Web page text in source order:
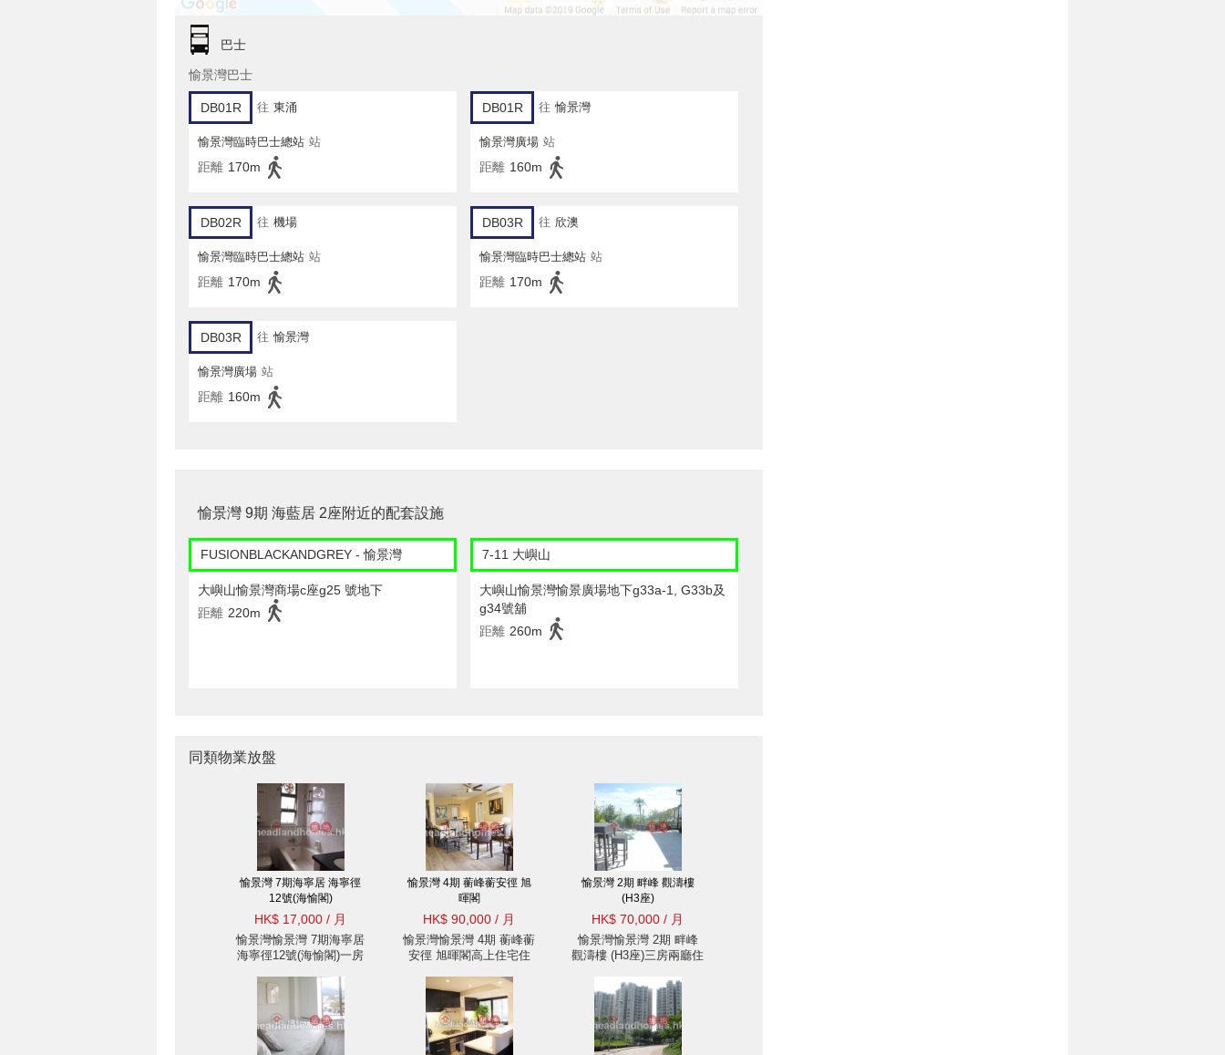
巴士
愉景灣巴士
DB01R 往 東涌
愉景灣臨時巴士總站 站
距離 170m
DB01R 往 愉景灣
愉景灣廣場 站
距離 160m
DB02R 往 機場
愉景灣臨時巴士總站 站
距離 170m
DB03R 往 欣澳
愉景灣臨時巴士總站 站
距離 170m
DB03R 往 愉景灣
愉景灣廣場 站
距離 160m
愉景灣 9期 海藍居 2座附近的配套設施
FUSIONBLACKANDGREY - 愉景灣
大嶼山愉景灣商場c座g25 號地下
距離 220m
7-11 大嶼山
大嶼山愉景灣愉景廣場地下g33a-1, G33b及
g34號舖
距離 260m
同類物業放盤
愉景灣 7期海寧居 海寧徑
12號(海愉閣)
HK$ 17,000 / 月
愉景灣愉景灣 7期海寧居
海寧徑12號(海愉閣)一房
愉景灣 4期 蘅峰蘅安徑 旭
暉閣
HK$ 90,000 / 月
愉景灣愉景灣 4期 蘅峰蘅
安徑 旭暉閣高上住宅住
愉景灣 2期 畔峰 觀濤樓
(H3座)
HK$ 70,000 / 月
愉景灣愉景灣 2期 畔峰
觀濤樓 (H3座)三房兩廳住